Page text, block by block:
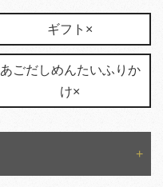
ギフト×
あごだしめんたいふりか
け×